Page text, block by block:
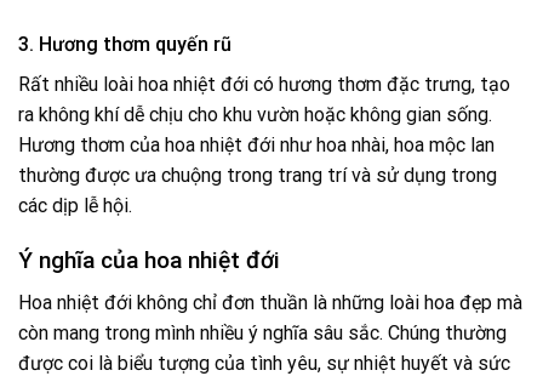
3. Hương thơm quyến rũ
Rất nhiều loài hoa nhiệt đới có hương thơm đặc trưng, tạo
ra không khí dễ chịu cho khu vườn hoặc không gian sống.
Hương thơm của hoa nhiệt đới như hoa nhài, hoa mộc lan
thường được ưa chuộng trong trang trí và sử dụng trong
các dịp lễ hội.
Ý nghĩa của hoa nhiệt đới
Hoa nhiệt đới không chỉ đơn thuần là những loài hoa đẹp mà
còn mang trong mình nhiều ý nghĩa sâu sắc. Chúng thường
được coi là biểu tượng của tình yêu, sự nhiệt huyết và sức